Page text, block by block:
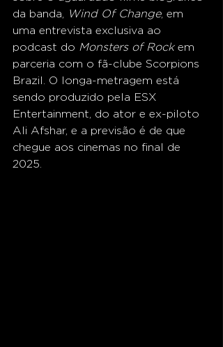
da banda,
Wind Of Change, em
uma entrevista exclusiva ao
podcast do Monsters of Rock em
parceria com o fã-clube Scorpions
Brazil. O longa-metragem está
sendo produzido pela ESX
Entertainment, do ator e ex-piloto
Ali Afshar, e a previsão é de que
chegue aos cinemas no final de
2025.